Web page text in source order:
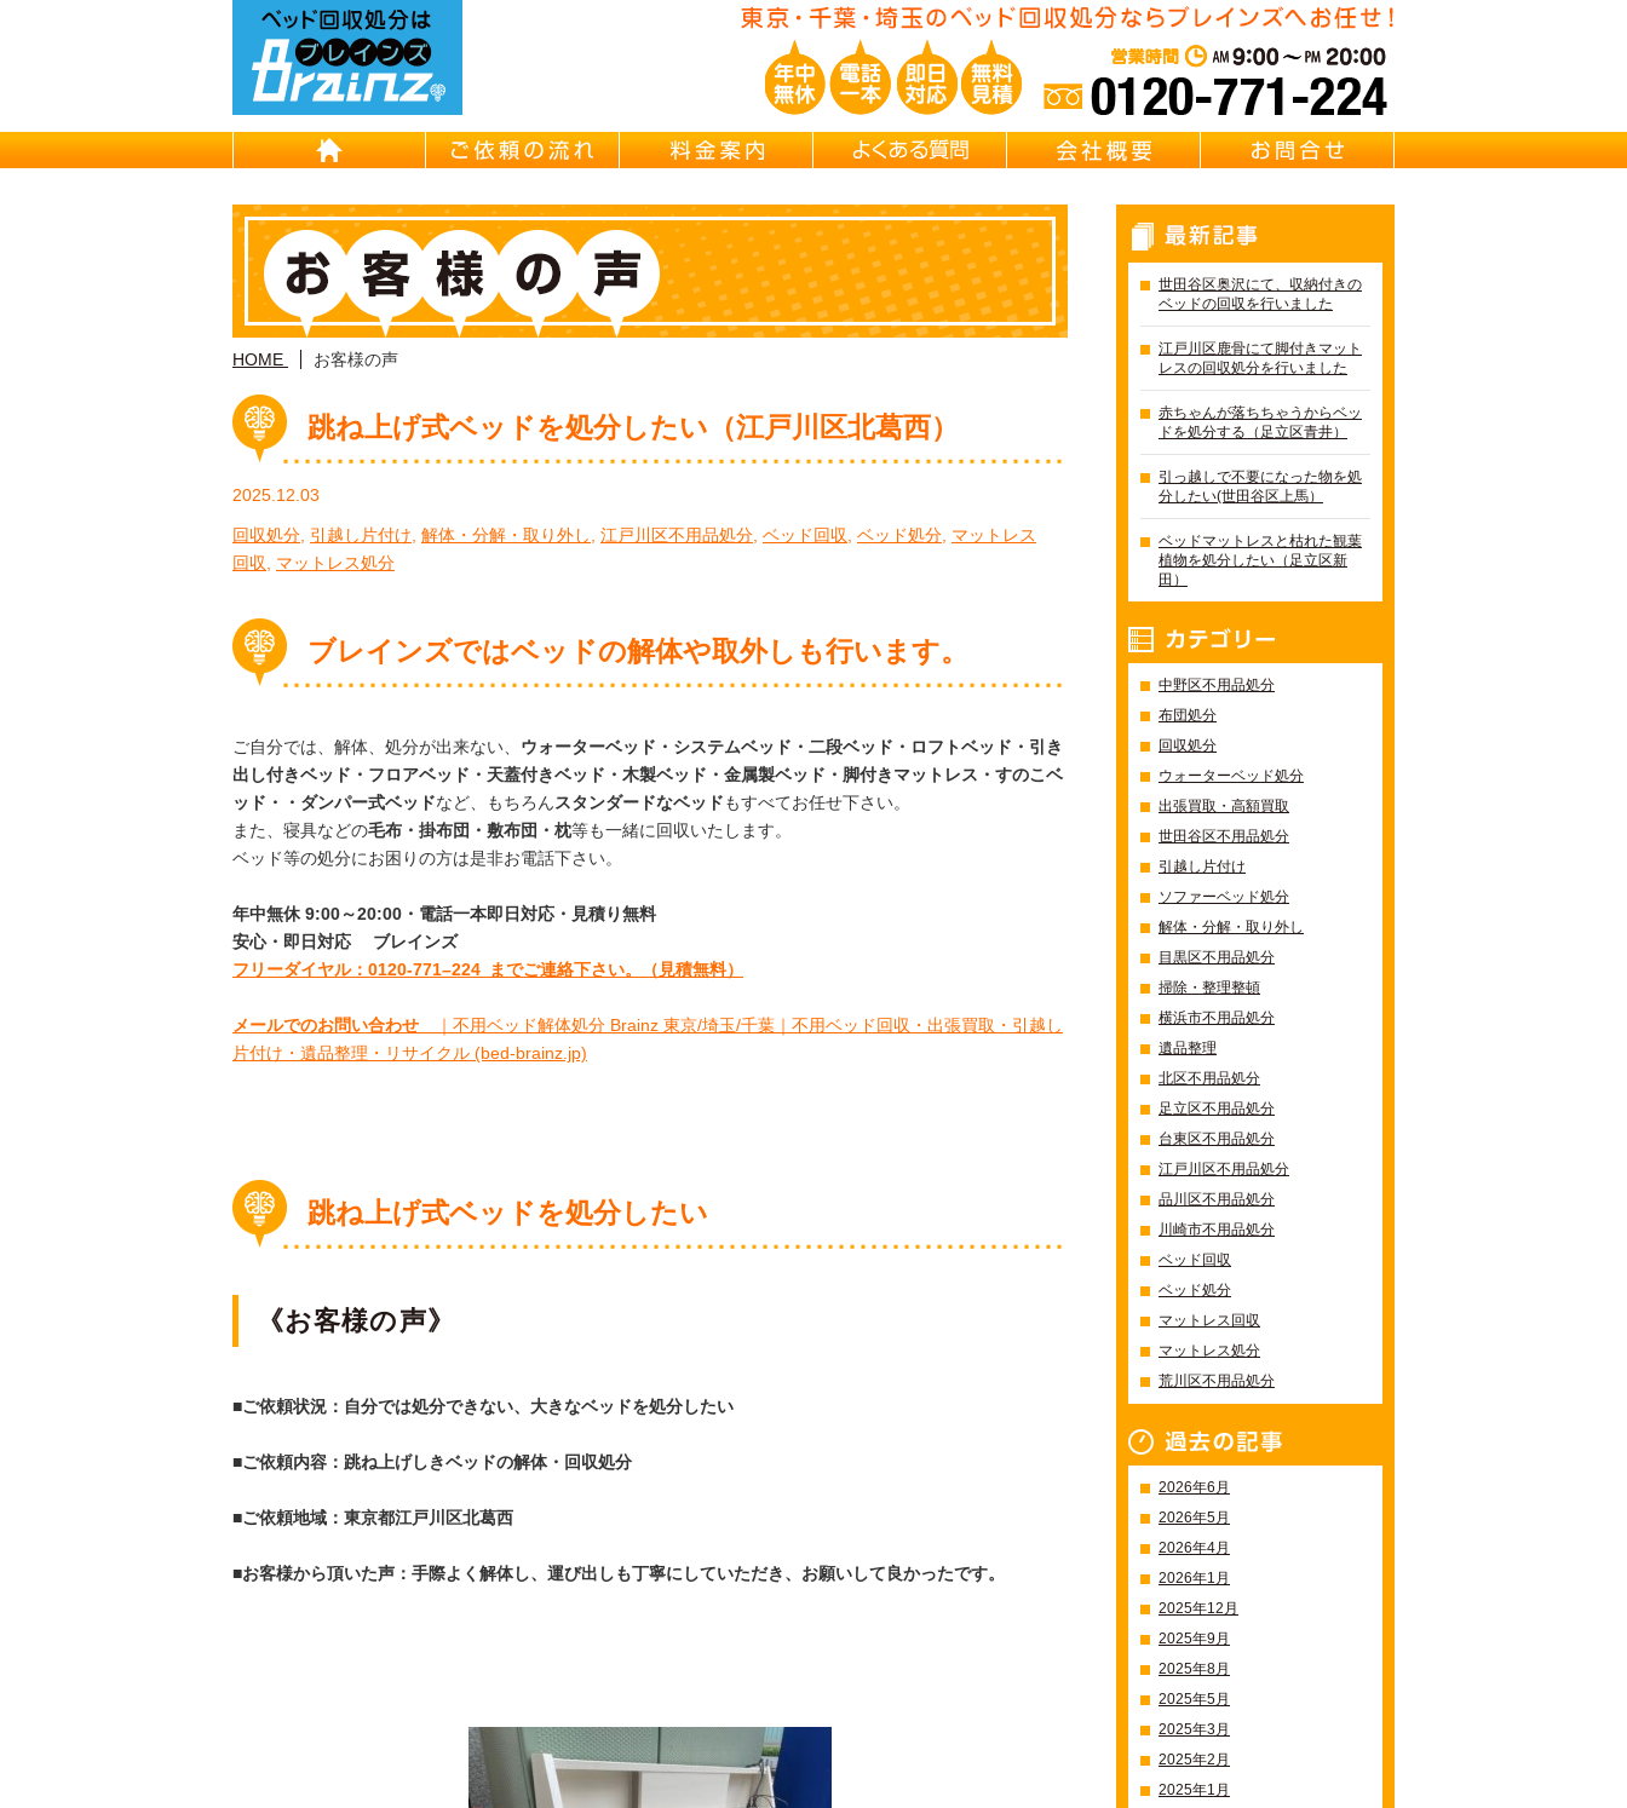
HOME ご依頼の流れ 料金案内 よくある質問 会社概要
HOME お客様の声
跳ね上げ式ベッドを処分したい（江戸川区北葛西）
2025.12.03
回収処分 引越し片付け 解体・分解・取り外し 江戸川区不用品処分 ベッド回収 ベッド処分 マットレス
回収
マットレス処分
ブレインズではベッドの解体や取外しも行います。
ご自分では、解体、処分が出来ない、 ウォーターベッド・システムベッド・二段ベッド・ロフトベッド・引き
出し付きベッド・フロアベッド・天蓋付きベッド・木製ベッド・金属製ベッド・脚付きマットレス・すのこベ
ッド・・ダンパー式ベッドなど、もちろんスタンダードなベッドもすべてお任せ下さい。
また、寝具などの毛布・掛布団・敷布団・枕等も一緒に回収いたします。
ベッド等の処分にお困りの方は是非お電話下さい。
年中無休 9:00～20:00・電話一本即日対応・見積り無料
安心・即日対応
ブレインズ
フリーダイヤル：0120-771–224 までご連絡下さい。 （見積無料）
メールでのお問い合わせ
｜不用ベッド解体処分 Brainz 東京/埼玉/千葉｜不用ベッド回収・出張買取・引越し
片付け・遺品整理・リサイクル (bed-brainz.jp)
跳ね上げ式ベッドを処分したい
《お客様の声》
■ご依頼状況：自分では処分できない、大きなベッドを処分したい
■ご依頼内容：跳ね上げしきベッドの解体・回収処分
■ご依頼地域：東京都江戸川区北葛西
■お客様から頂いた声：手際よく解体し、運び出しも丁寧にしていただき、お願いして良かったです。
世田谷区奥沢にて、収納付きの
ベッドの回収を行いました
江戸川区鹿骨にて脚付きマット
レスの回収処分を行いました
赤ちゃんが落ちちゃうからベッ
ドを処分する（足立区青井）
引っ越しで不要になった物を処
分したい(世田谷区上馬）
ベッドマットレスと枯れた観葉
植物を処分したい（足立区新
田）
中野区不用品処分
布団処分
回収処分
ウォーターベッド処分
出張買取・高額買取
世田谷区不用品処分
引越し片付け
ソファーベッド処分
解体・分解・取り外し
目黒区不用品処分
掃除・整理整頓
横浜市不用品処分
遺品整理
北区不用品処分
足立区不用品処分
台東区不用品処分
江戸川区不用品処分
品川区不用品処分
川崎市不用品処分
ベッド回収
ベッド処分
マットレス回収
マットレス処分
荒川区不用品処分
2026年6月
2026年5月
2026年4月
2026年1月
2025年12月
2025年9月
2025年8月
2025年5月
2025年3月
2025年2月
2025年1月